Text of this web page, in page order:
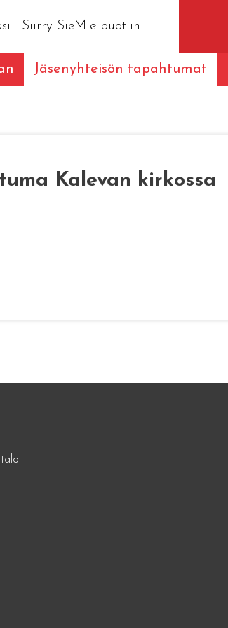
Siirry SieMie-puotiin
Jäsenyhteisön tapahtumat
Kalevan kirkossa